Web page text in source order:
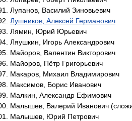
Лупанов, Василий Зиновьевич
Лушников, Алексей Германович
Лямин, Юрий Юрьевич
Ляушкин, Игорь Александрович
Майоров, Валентин Викторович
Майоров, Пётр Григорьевич
Макаров, Михаил Владимирович
Максимов, Борис Иванович
Малкин, Александр Ефимович
Малышев, Валерий Иванович
Малышев, Юрий Петрович